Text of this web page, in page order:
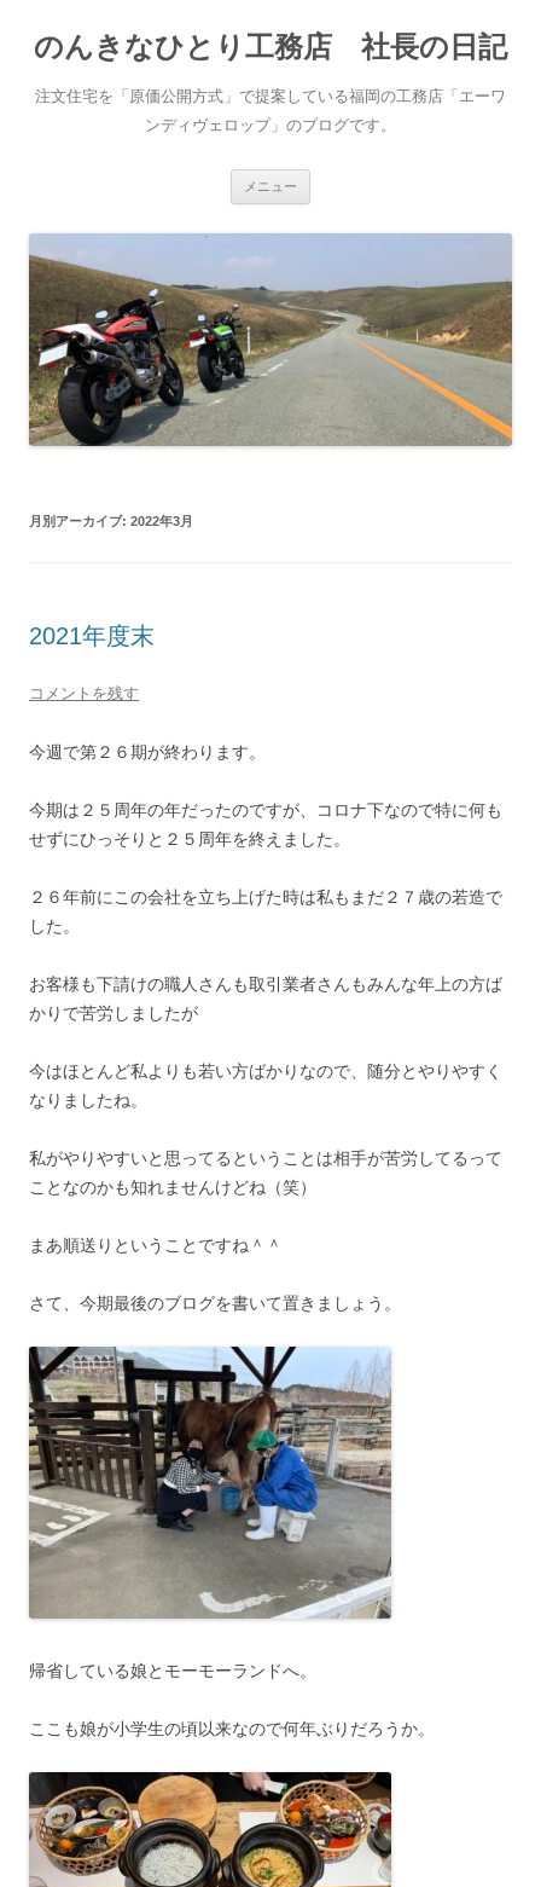
テ
ン
へ
ス
のんきなひとり工務店 社長の日記
注文住宅を「原価公開方式」で提案している福岡の工務店「エーワ
ンディヴェロップ」のブログです。
メニュー
月別アーカイブ: 2022年3月
2021年度末
コメントを残す
今週で第２６期が終わります。
今期は２５周年の年だったのですが、コロナ下なので特に何も
せずにひっそりと２５周年を終えました。
２６年前にこの会社を立ち上げた時は私もまだ２７歳の若造で
した。
お客様も下請けの職人さんも取引業者さんもみんな年上の方ば
かりで苦労しましたが
今はほとんど私よりも若い方ばかりなので、随分とやりやすく
なりましたね。
私がやりやすいと思ってるということは相手が苦労してるって
ことなのかも知れませんけどね（笑）
まあ順送りということですね＾＾
さて、今期最後のブログを書いて置きましょう。
帰省している娘とモーモーランドへ。
ここも娘が小学生の頃以来なので何年ぶりだろうか。